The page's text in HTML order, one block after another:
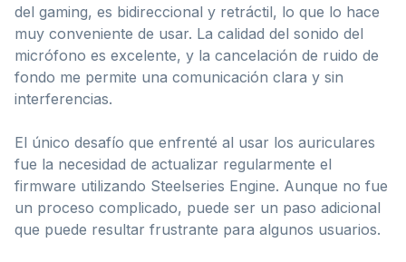
del gaming, es bidireccional y retráctil, lo que lo hace
muy conveniente de usar. La calidad del sonido del
micrófono es excelente, y la cancelación de ruido de
fondo me permite una comunicación clara y sin
interferencias.
El único desafío que enfrenté al usar los auriculares
fue la necesidad de actualizar regularmente el
firmware utilizando Steelseries Engine. Aunque no fue
un proceso complicado, puede ser un paso adicional
que puede resultar frustrante para algunos usuarios.